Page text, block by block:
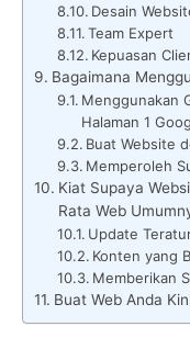
Desain
Team Expert
Kepuasan
Bagaimana
Menggunakan
Halaman 1
Buat Website
Memperoleh
Kiat Supaya
Rata Web
Update
Konten yang
Memberikan
Buat Web Anda